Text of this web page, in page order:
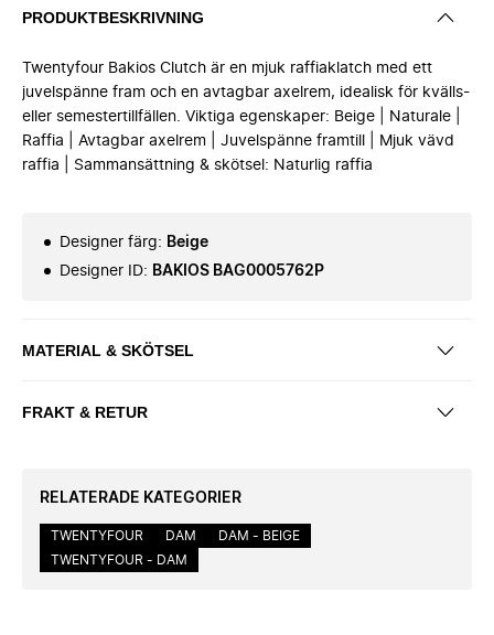
PRODUKTBESKRIVNING
Twentyfour Bakios Clutch är en mjuk raffiaklatch med ett
juvelspänne fram och en avtagbar axelrem, idealisk för kvälls-
eller semestertillfällen. Viktiga egenskaper: Beige | Naturale |
Raffia | Avtagbar axelrem | Juvelspänne framtill | Mjuk vävd
raffia | Sammansättning & skötsel: Naturlig raffia
Designer färg: Beige
Designer ID: BAKIOS BAG0005762P
MATERIAL & SKÖTSEL
FRAKT & RETUR
RELATERADE KATEGORIER
TWENTYFOUR DAM
DAM - BEIGE
TWENTYFOUR - DAM